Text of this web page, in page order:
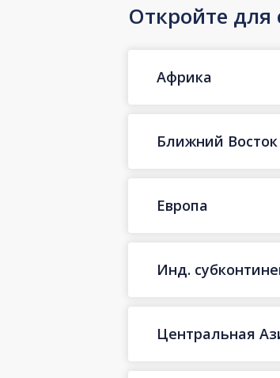
Откройте
Африка
Ближний Восток
Европа
Инд.
Центральная